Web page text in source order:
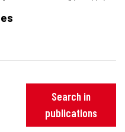
Search in
publications